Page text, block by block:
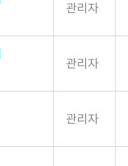
관리자
관리자
관리자